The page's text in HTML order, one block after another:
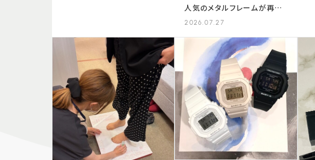
人気のメタルフレームが再入
荷いたしました！
2026.07.27